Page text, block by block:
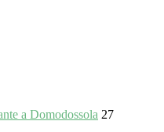
a Domodossola 27